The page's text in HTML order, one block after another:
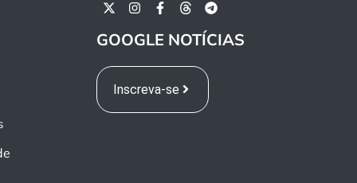
GOOGLE NOTÍCIAS
Inscreva-se